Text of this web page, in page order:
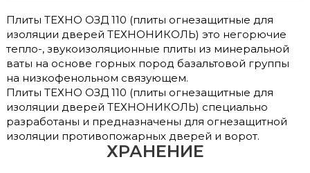
Плиты ТЕХНО ОЗД 110 (плиты огнезащитные для
изоляции дверей ТЕХНОНИКОЛЬ) это негорючие
тепло-, звукоизоляционные плиты из минеральной
ваты на основе горных пород базальтовой группы
на низкофенольном связующем.
Плиты ТЕХНО ОЗД 110 (плиты огнезащитные для
изоляции дверей ТЕХНОНИКОЛЬ) специально
разработаны и предназначены для огнезащитной
изоляции противопожарных дверей и ворот.
ХРАНЕНИЕ